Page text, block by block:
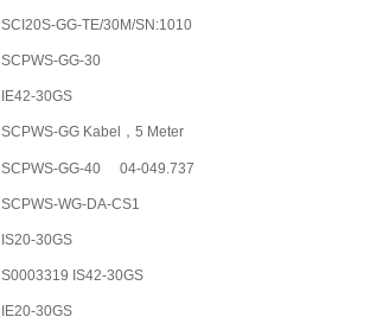
SCI20S-GG-TE/30M/SN:1010
SCPWS-GG-30
IE42-30GS
SCPWS-GG Kabel，5 Meter
SCPWS-GG-40 04-049.737
SCPWS-WG-DA-CS1
IS20-30GS
S0003319 IS42-30GS
IE20-30GS